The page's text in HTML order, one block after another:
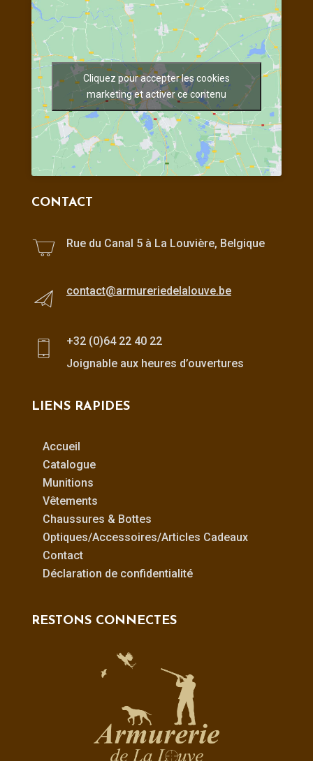
Cliquez pour accepter les cookies
marketing et activer ce contenu
CONTACT
Rue du Canal 5 à La Louvière, Belgique
contact@armureriedelalouve.be
+32 (0)64 22 40 22
Joignable aux heures d’ouvertures
LIENS RAPIDES
Accueil
Catalogue
Munitions
Vêtements
Chaussures & Bottes
Optiques/Accessoires/Articles Cadeaux
Contact
Déclaration de confidentialité
RESTONS CONNECTES